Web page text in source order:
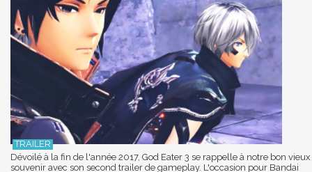
Dévoilé à la fin de l'année 2017, God Eater 3 se rappelle à notre bon vieux
souvenir avec son second trailer de gameplay. L'occasion pour Bandai